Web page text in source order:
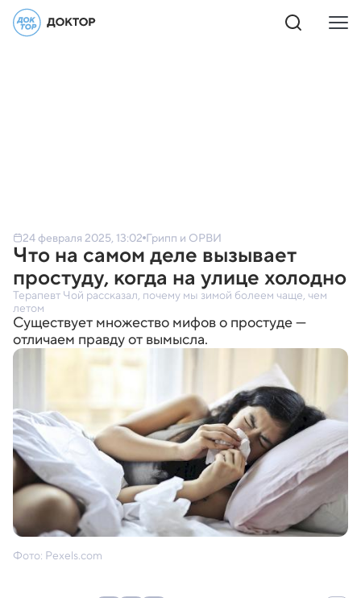
24 февраля 2025, 13:02 Грипп и ОРВИ
Что на самом деле вызывает
простуду, когда на улице холодно
Терапевт Чой рассказал, почему мы зимой болеем чаще, чем
летом
Существует множество мифов о простуде —
отличаем правду от вымысла.
Фото: Pexels.com